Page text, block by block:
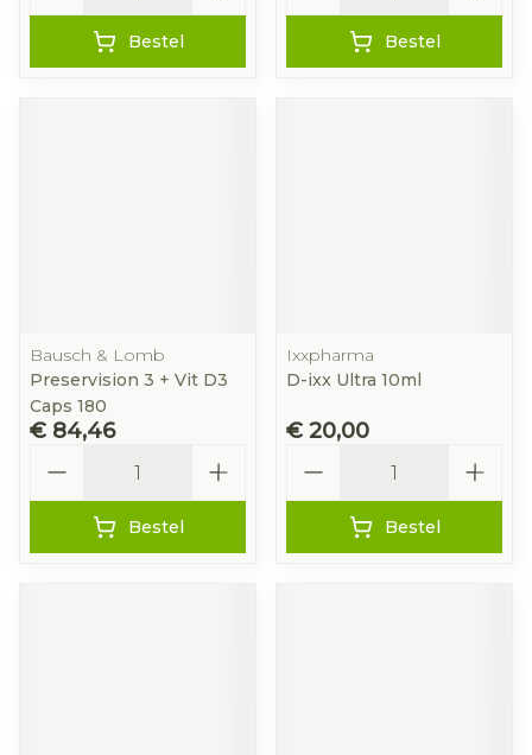
Bestel Bestel
Bausch & Lomb
Preservision 3 + Vit D3
Caps 180
€ 84,46
Bestel
Ixxpharma
D-ixx Ultra 10ml
€ 20,00
Bestel